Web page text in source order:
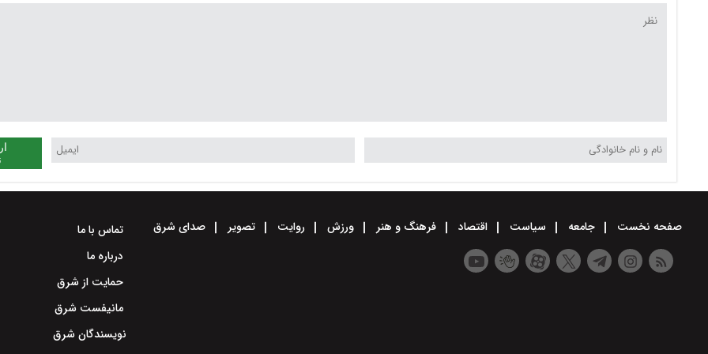
صفحه نخست جامعه سیاست اقتصاد فرهنگ و هنر ورزش روایت تصویر صدای شرق
تماس با ما
درباره ما
حمایت از شرق
مانیفست شرق
نویسندگان شرق